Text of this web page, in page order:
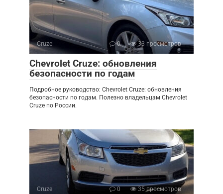
Cruze 0 33 просмотров
Chevrolet Cruze: обновления
безопасности по годам
Подробное руководство: Chevrolet Cruze: обновления
безопасности по годам. Полезно владельцам Chevrolet
Cruze по России.
Cruze 0 35 просмотров